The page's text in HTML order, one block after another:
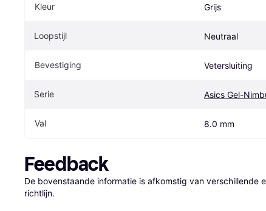
Kleur Grijs
Loopstijl Neutraal
Bevestiging Vetersluiting
Serie Asics Gel-
Val 8.0 mm
Feedback
De bovenstaande informatie is afkomstig van verschillende
richtlijn.